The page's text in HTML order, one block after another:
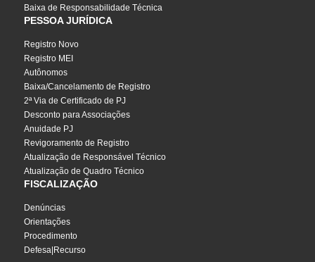
Baixa de Responsabilidade Técnica
PESSOA JURÍDICA
Registro Novo
Registro MEI
Autônomos
Baixa/Cancelamento de Registro
2ª Via de Certificado de PJ
Desconto para Associações
Anuidade PJ
Revigoramento de Registro
Atualização de Responsável Técnico
Atualização de Quadro Técnico
FISCALIZAÇÃO
Denúncias
Orientações
Procedimento
Defesa|Recurso